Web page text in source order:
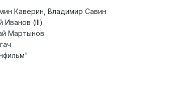
Каверин, Владимир Савин
Иванов (III)
Мартынов